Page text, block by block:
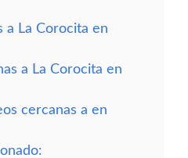
a La Corocita en
a La Corocita en
cercanas a en